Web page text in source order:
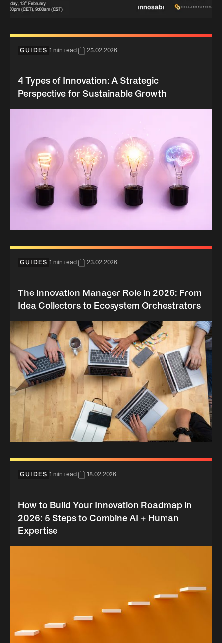
GUIDES 1 min read 25.02.2026
4 Types of Innovation: A Strategic
Perspective for Sustainable Growth
GUIDES 1 min read 23.02.2026
The Innovation Manager Role in 2026: From
Idea Collectors to Ecosystem Orchestrators
GUIDES 1 min read 18.02.2026
How to Build Your Innovation Roadmap in
2026: 5 Steps to Combine AI + Human
Expertise